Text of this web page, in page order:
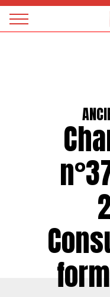
Magazine
Panneau de gestion des